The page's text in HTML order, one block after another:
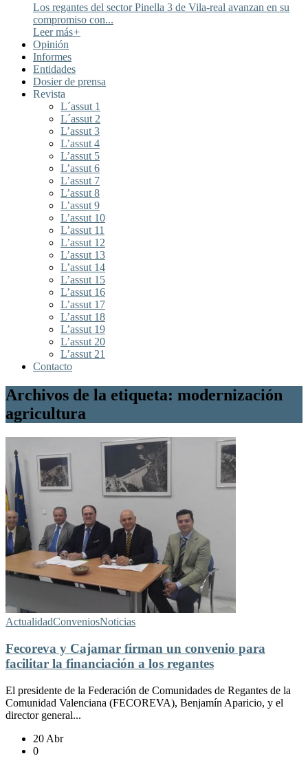
Los regantes del sector Pinella 3 de Vila-real avanzan en su
compromiso con...
Leer más+
Opinión
Informes
Entidades
Dosier de prensa
Revista
L´assut 1
L´assut 2
L’assut 3
L’assut 4
L’assut 5
L’assut 6
L’assut 7
L’assut 8
L’assut 9
L’assut 10
L’assut 11
L’assut 12
L’assut 13
L’assut 14
L’assut 15
L’assut 16
L’assut 17
L’assut 18
L’assut 19
L’assut 20
L’assut 21
Contacto
Archivos de la etiqueta: modernización
agricultura
ActualidadConveniosNoticias
Fecoreva y Cajamar firman un convenio para
facilitar la financiación a los regantes
El presidente de la Federación de Comunidades de Regantes de la
Comunidad Valenciana (FECOREVA), Benjamín Aparicio, y el
director general...
20 Abr
0